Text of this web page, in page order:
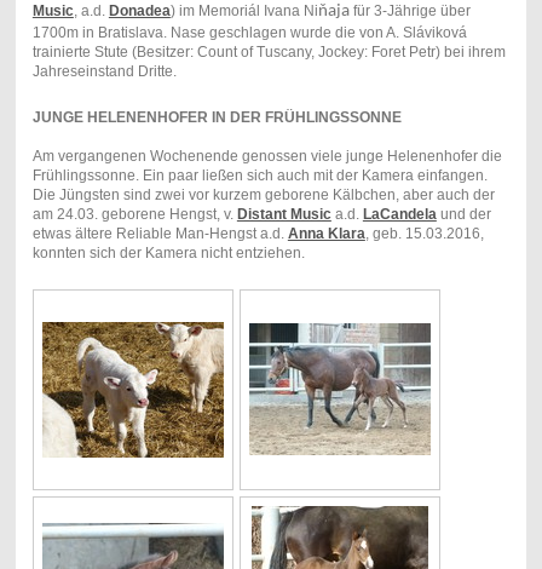
Music, a.d. Donadea) im Memoriál Ivana Niňajafür 3-Jährige über
1700m in Bratislava. Nase geschlagen wurde die von A. Sláviková
trainierte Stute (Besitzer: Count of Tuscany, Jockey: Foret Petr) bei ihrem
Jahreseinstand Dritte.
JUNGE HELENENHOFER IN DER FRÜHLINGSSONNE
Am vergangenen Wochenende genossen viele junge Helenenhofer die
Frühlingssonne. Ein paar ließen sich auch mit der Kamera einfangen.
Die Jüngsten sind zwei vor kurzem geborene Kälbchen, aber auch der
am 24.03. geborene Hengst, v. Distant Musica.d. LaCandela und der
etwas ältere Reliable Man-Hengst a.d. Anna Klara , geb. 15.03.2016,
konnten sich der Kamera nicht entziehen.